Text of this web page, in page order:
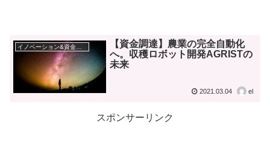
イノベーション&資金調達
【資金調達】農業の完全自動化
へ。収穫ロボット開発AGRISTの
未来
2021.03.04 el
スポンサーリンク